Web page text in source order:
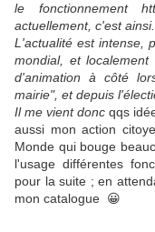
le fonctionnement
actuellement, c'est
L'actualité est intense,
mondial, et
d'animation à côté
mairie", et depuis
Il me vient donc qqs
aussi mon action
Monde qui bouge
l'usage différentes
pour la suite ; en
mon catalogue 😀